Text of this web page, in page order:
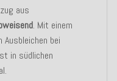
aus
. Mit einem
bei
in südlichen